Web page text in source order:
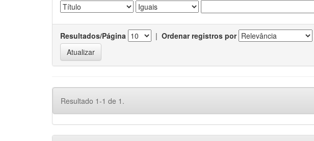
Resultados/Página | Ordenar registros por
Resultado 1-1 de 1.